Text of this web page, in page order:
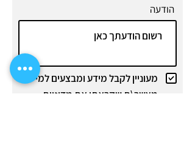
הודעה
מעוניין לקבל מידע ומבצעים למייל
מאשר\ת שקראתי את מדיניות